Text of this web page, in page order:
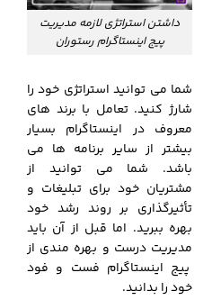
داشتن استراتژی لازمه مدیریت
پیج اینستاگرام رستوران
شما می توانید استراتژی خود را
شارژ کنید. تعامل با برند های
معروف در اینستاگرام بسیار
بیشتر از سایر برنامه ها می
باشد. شما می توانید از
مشتریان خود برای تبلیغات و
تأثیرگذاری بر روند رشد خود
بهره ببرید. اما قبل از آن باید
مدیریت درست و بهره مندی از
پیج اینستاگرام فست و فود
خود را بدانید.